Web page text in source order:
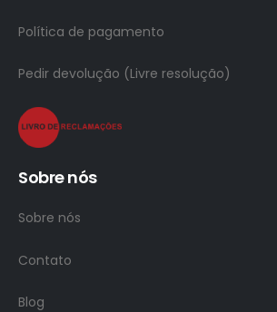
Política de pagamento
Pedir devolução (Livre resolução)
Sobre nós
Sobre nós
Contato
Blog